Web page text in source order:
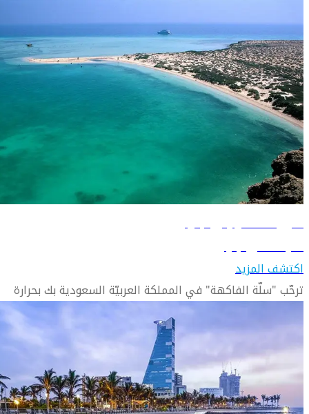
دليل السفر إلى جازان
تعرّف على جازان
اكتشف المزيد
ترحّب "سلّة الفاكهة" في المملكة العربيّة السعودية بك بحرارة